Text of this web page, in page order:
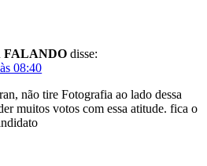
FALANDO disse:
08:40
não tire Fotografia ao lado dessa
muitos votos com essa atitude. fica o